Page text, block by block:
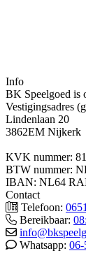
Info
BK Speelgoed is
Vestigingsadres
Lindenlaan 20
3862EM Nijkerk
KVK nummer:
BTW nummer:
IBAN: NL64
Contact
Telefoon:
Bereikbaar:
Whatsapp: 06-